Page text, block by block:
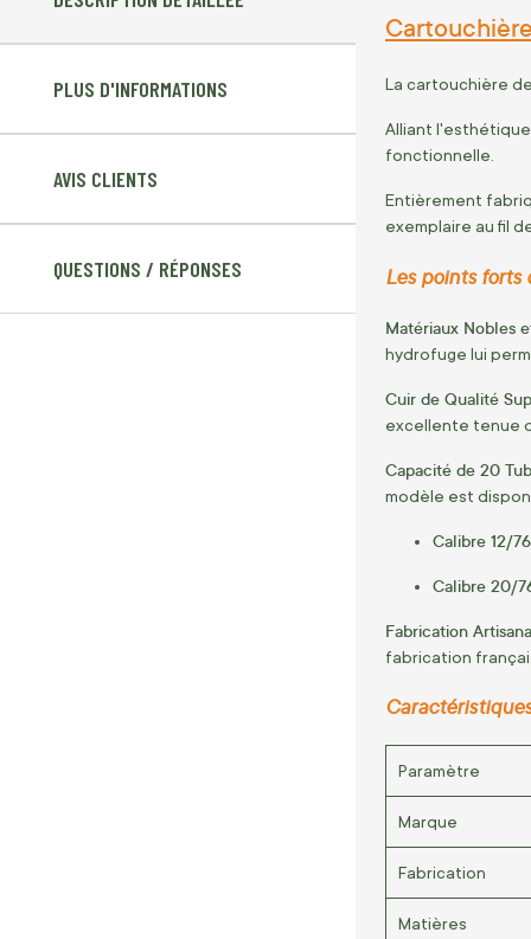
PLUS D'INFORMATIONS
AVIS CLIENTS
QUESTIONS / RÉPONSES
La cartouchière
Alliant
fonctionnelle.
Entièrement
exemplaire au fil
Les points forts
Matériaux Nobles
hydrofuge lui
Cuir de Qualité
excellente tenue
Capacité de 20
modèle est
Calibre 12/
Calibre 20/
Fabrication
fabrication
Paramètre
Marque
Fabrication
Matières